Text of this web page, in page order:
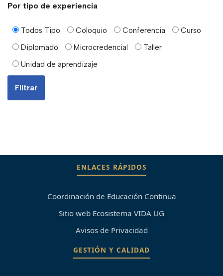
Por tipo de experiencia
Todos Tipo Coloquio Conferencia
Curso
Diplomado
Microcredencial
Taller
Unidad de aprendizaje
ENLACES RÁPIDOS
Coordinación de Educación Continua
Sitio web Ecosistema VIDA UG
Avisos de Privacidad
GESTIÓN Y CALIDAD